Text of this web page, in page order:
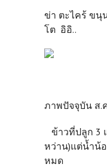
ข่า ตะไคร้ ขนุ
โต อิอิ..
ภาพปัจจุบัน ส.
ข้าวที่ปลูก 3
หว่าน)แต่น้ำน้
หมด